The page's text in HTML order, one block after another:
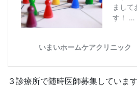
３診療所で随時医師募集していま